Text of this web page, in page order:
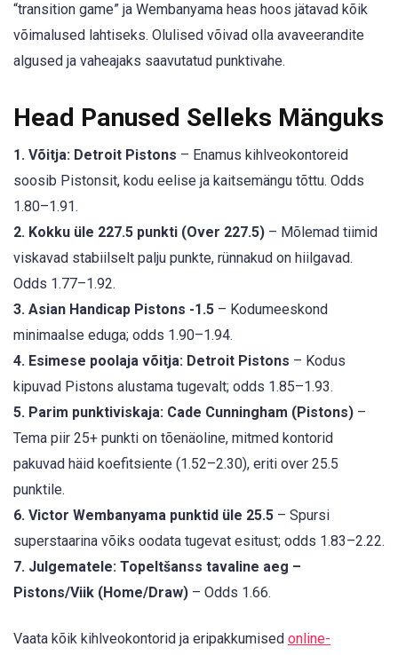
“transition game” ja Wembanyama heas hoos jätavad kõik
võimalused lahtiseks. Olulised võivad olla avaveerandite
algused ja vaheajaks saavutatud punktivahe.
Head Panused Selleks Mänguks
1. Võitja: Detroit Pistons – Enamus kihlveokontoreid
soosib Pistonsit, kodu eelise ja kaitsemängu tõttu. Odds
1.80–1.91.
2. Kokku üle 227.5 punkti (Over 227.5) – Mõlemad tiimid
viskavad stabiilselt palju punkte, rünnakud on hiilgavad.
Odds 1.77–1.92.
3. Asian Handicap Pistons -1.5 – Kodumeeskond
minimaalse eduga; odds 1.90–1.94.
4. Esimese poolaja võitja: Detroit Pistons – Kodus
kipuvad Pistons alustama tugevalt; odds 1.85–1.93.
5. Parim punktiviskaja: Cade Cunningham (Pistons) –
Tema piir 25+ punkti on tõenäoline, mitmed kontorid
pakuvad häid koefitsiente (1.52–2.30), eriti over 25.5
punktile.
6. Victor Wembanyama punktid üle 25.5 – Spursi
superstaarina võiks oodata tugevat esitust; odds 1.83–2.22.
7. Julgematele: Topeltšanss tavaline aeg –
Pistons/Viik (Home/Draw) – Odds 1.66.
Vaata kõik kihlveokontorid ja eripakkumised online-